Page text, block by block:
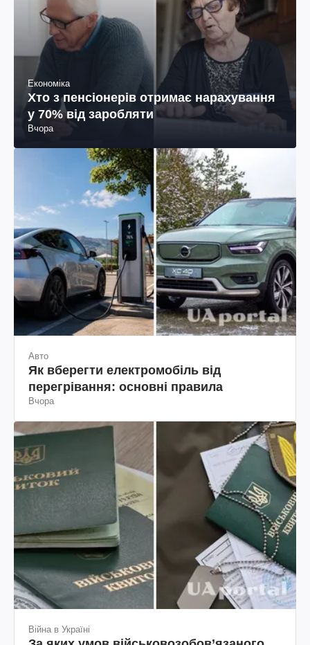
Економіка
Хто з пенсіонерів отримає нарахування
у 70% від заробляти
Вчора
Авто
Як вберегти електромобіль від
перегрівання: основні правила
Вчора
Війна в Україні